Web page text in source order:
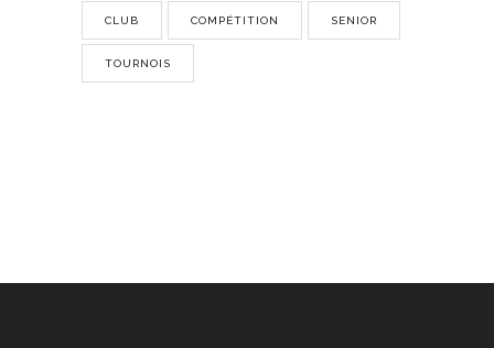
CLUB COMPÉTITION SENIOR
TOURNOIS